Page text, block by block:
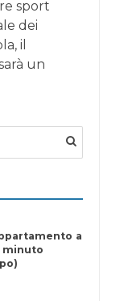
sport
dei
il
un
a
minuto